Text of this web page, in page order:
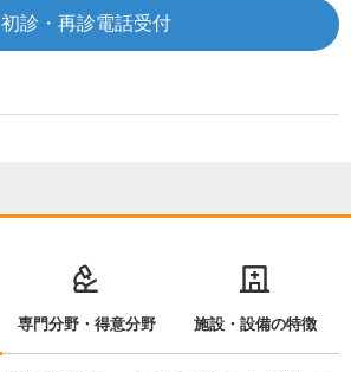
初診・再診電話受付
専門分野・得意分野 施設・設備の特徴